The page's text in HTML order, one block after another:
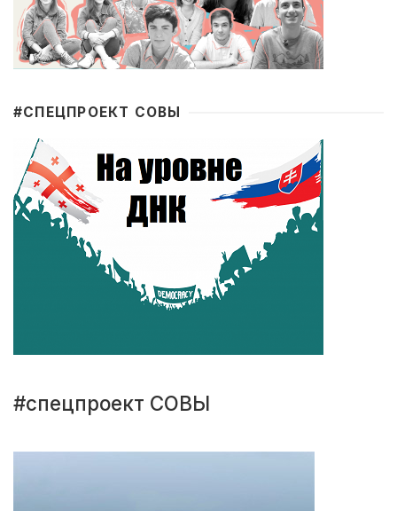
#CПЕЦПРОЕКТ СОВЫ
#спецпроект СОВЫ